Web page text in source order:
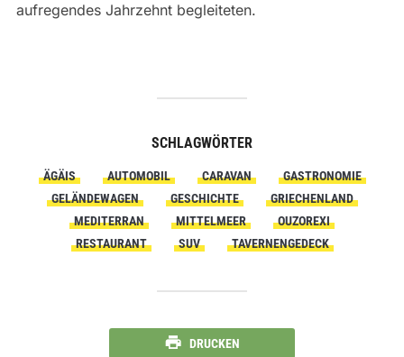
aufregendes Jahrzehnt begleiteten.
SCHLAGWÖRTER
ÄGÄIS AUTOMOBIL CARAVAN
GASTRONOMIE
GELÄNDEWAGEN
GESCHICHTE
GRIECHENLAND
MEDITERRAN
MITTELMEER
OUZOREXI
RESTAURANT
SUV TAVERNENGEDECK
DRUCKEN